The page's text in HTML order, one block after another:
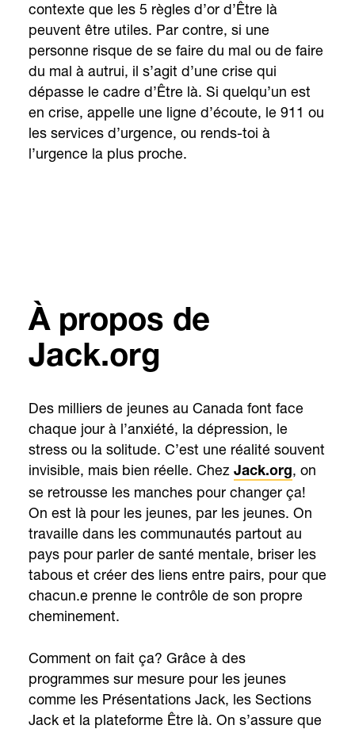
contexte que les 5 règles d’or d’Être là
peuvent être utiles. Par contre, si une
personne risque de se faire du mal ou de faire
du mal à autrui, il s’agit d’une crise qui
dépasse le cadre d’Être là. Si quelqu’un est
en crise, appelle une ligne d’écoute, le 911 ou
les services d’urgence, ou rends-toi à
l’urgence la plus proche.
À propos de
Jack.org
Des milliers de jeunes au Canada font face
chaque jour à l’anxiété, la dépression, le
stress ou la solitude. C’est une réalité souvent
invisible, mais bien réelle. Chez Jack.org, on
se retrousse les manches pour changer ça!
On est là pour les jeunes, par les jeunes. On
travaille dans les communautés partout au
pays pour parler de santé mentale, briser les
tabous et créer des liens entre pairs, pour que
chacun.e prenne le contrôle de son propre
cheminement.
Comment on fait ça? Grâce à des
programmes sur mesure pour les jeunes
comme les Présentations Jack, les Sections
Jack et la plateforme Être là. On s’assure que